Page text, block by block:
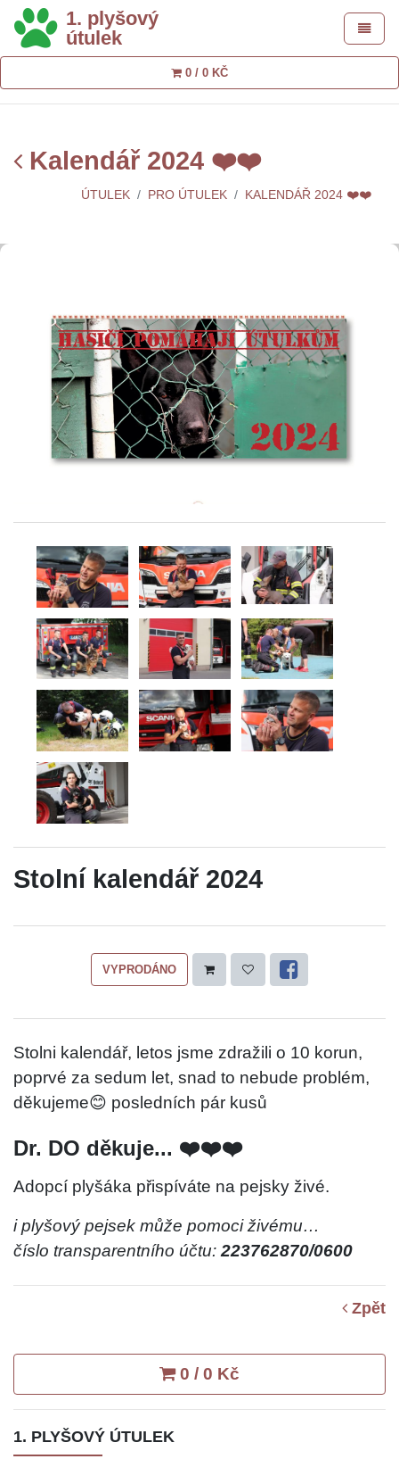
1. plyšový
útulek
Toggle
0 / 0 KČ
Kalendář 2024 ❤️❤️
ÚTULEK PRO ÚTULEK KALENDÁŘ 2024 ❤️❤️
Stolní kalendář 2024
VYPRODÁNO
Stolni kalendář, letos jsme zdražili o 10 korun,
poprvé za sedum let, snad to nebude problém,
děkujeme😊 posledních pár kusů
Dr. DO děkuje... ❤️❤️❤️
Adopcí plyšáka přispíváte na pejsky živé.
i plyšový pejsek může pomoci živému…
číslo transparentního účtu: 223762870/0600
Zpět
0 / 0 Kč
1. PLYŠOVÝ ÚTULEK